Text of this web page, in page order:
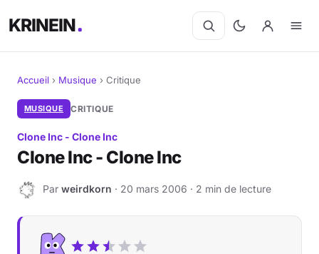
KRINEIN
Cinéma
Séries
Livres
Accueil › Musique › Critique
MUSIQUE CRITIQUE
Clone Inc - Clone Inc
Clone Inc - Clone Inc
W Par weirdkorn · 20 mars 2006 · 2 min de lecture